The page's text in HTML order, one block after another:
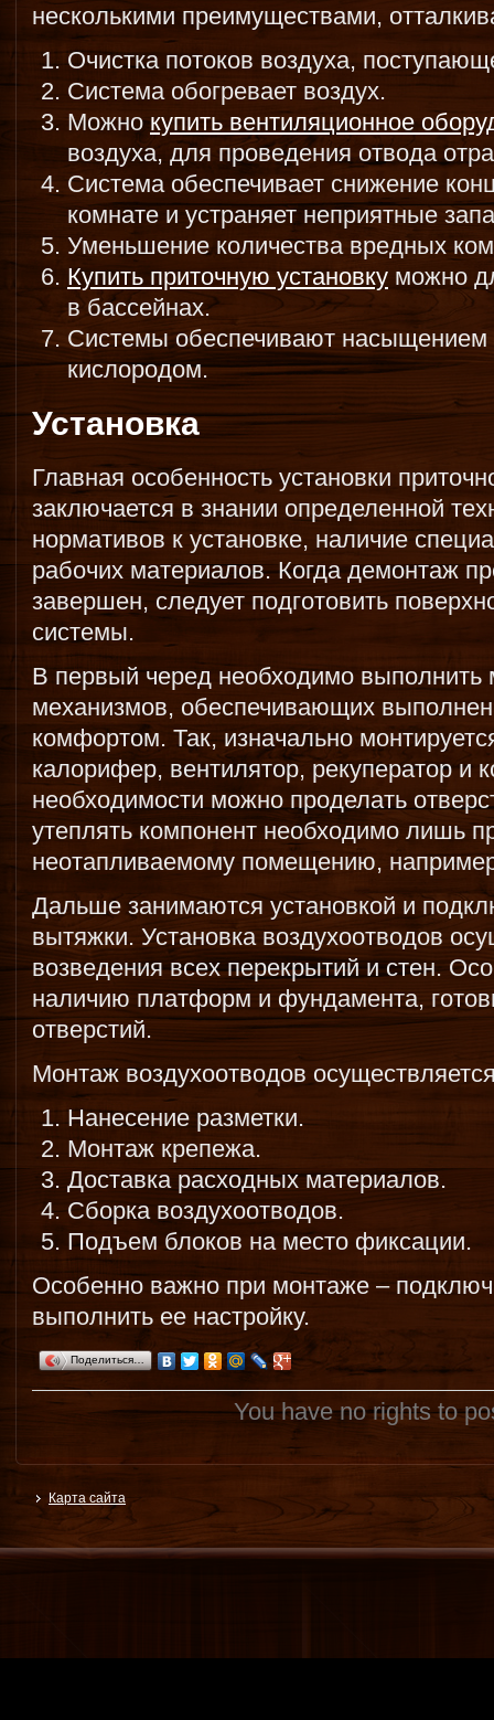
несколькими преимуществами,
Очистка потоков воздуха,
Система обогревает воздух.
Можнокупить вентиляционное
воздуха, для проведения отвода
Система обеспечивает снижение
комнате и устраняет неприятные
Уменьшение количества вредных
Купить приточную установку можно
в бассейнах.
Системы обеспечивают насыщением
кислородом.
Установка
Главная особенность установки
заключается в знании определенной
нормативов к установке, наличие
рабочих материалов. Когда демонтаж
завершен, следует подготовить
системы.
В первый черед необходимо выполнить
механизмов, обеспечивающих
комфортом. Так, изначально
калорифер, вентилятор, рекуператор и
необходимости можно проделать
утеплять компонент необходимо лишь
неотапливаемому помещению,
Дальше занимаются установкой и
вытяжки. Установка воздухоотводов
возведения всех перекрытий и стен.
наличию платформ и фундамента,
отверстий.
Монтаж воздухоотводов
Нанесение разметки.
Монтаж крепежа.
Доставка расходных материалов.
Сборка воздухоотводов.
Подъем блоков на место фиксации.
Особенно важно при монтаже –
выполнить ее настройку.
Поделиться…
You have no rights to
Карта сайта